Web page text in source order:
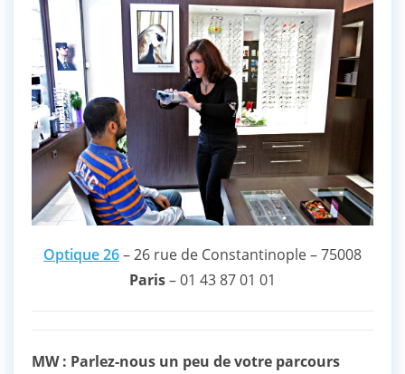
Optique 26– 26 rue de Constantinople – 75008
Paris– 01 43 87 01 01
MW : Parlez-nous un peu de votre parcours